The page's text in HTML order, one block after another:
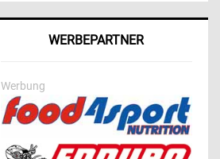
WERBEPARTNER
Werbung